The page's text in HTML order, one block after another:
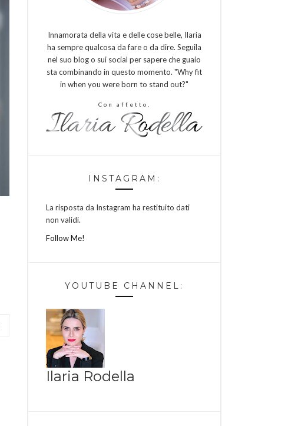
Innamorata della vita e delle cose belle, Ilaria
ha sempre qualcosa da fare o da dire. Seguila
nel suo blog o sui social per sapere che guaio
sta combinando in questo momento. "Why fit
in when you were born to stand out?"
Con affetto,
INSTAGRAM:
La risposta da Instagram ha restituito dati
non validi.
Follow Me!
YOUTUBE CHANNEL:
Ilaria Rodella